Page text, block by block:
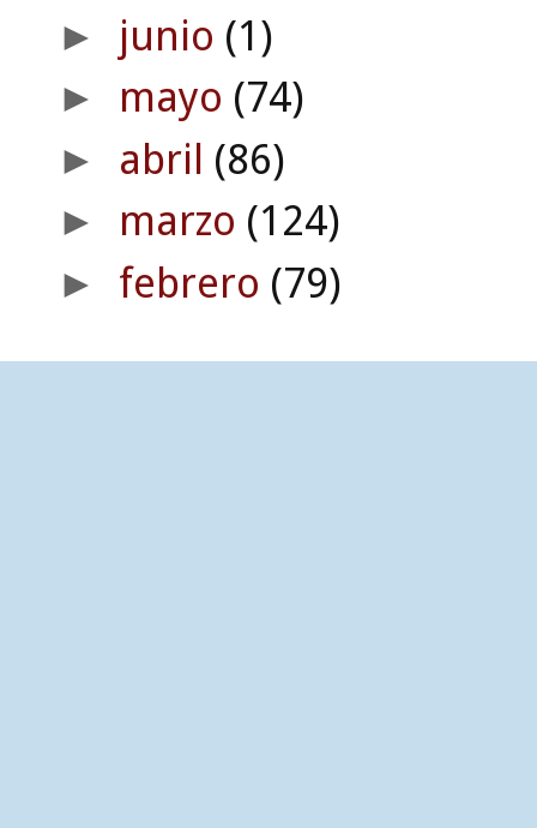
► junio (1)
► mayo (74)
► abril (86)
► marzo (124)
► febrero (79)